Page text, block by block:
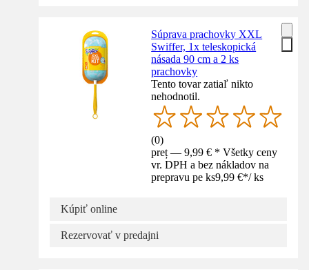
Súprava prachovky XXL
Swiffer, 1x teleskopická
násada 90 cm a 2 ks
prachovky
Tento tovar zatiaľ nikto
nehodnotil.
(0)
preț — 9,99 € * Všetky ceny
vr. DPH a bez nákladov na
prepravu pe ks9,99 €*/ ks
Kúpiť online
Rezervovať v predajni